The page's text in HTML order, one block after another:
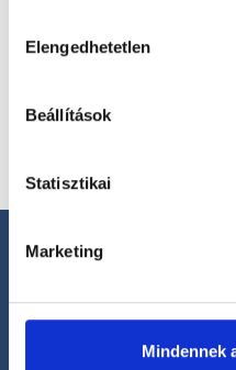
szabályzat:https://
kiválasztása
Elengedhetetlen
Beállítások
Statisztikai
Marketing
Mindennek